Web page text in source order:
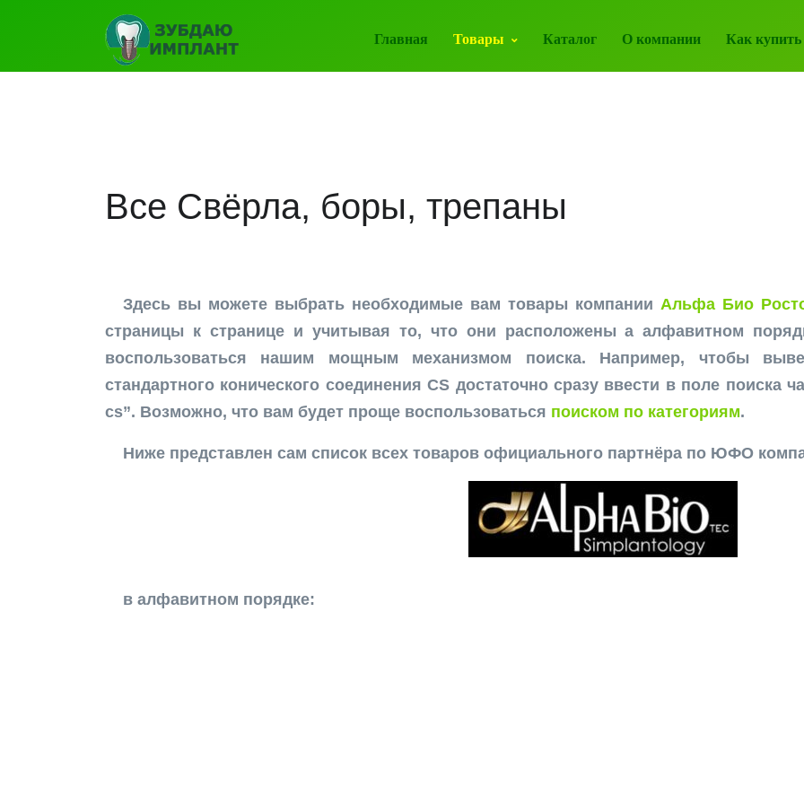
Главная Товары Каталог О компании Как купить
Все Свёрла, боры, трепаны
Здесь вы можете выбрать необходимые вам товары компании Альфа Био
страницы к странице и учитывая то, что они расположены а алфавитном
воспользоваться нашим мощным механизмом поиска. Например, чтобы
стандартного конического соединения CS достаточно сразу ввести в поле поиска
cs”. Возможно, что вам будет проще воспользоваться поиском по категориям.
Ниже представлен сам список всех товаров официального партнёра по ЮФО
в алфавитном порядке: